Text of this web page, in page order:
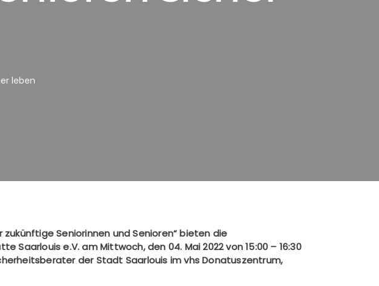
leben
Seniorinnen und Senioren“ bieten die
e.V. am Mittwoch, den 04. Mai 2022 von 15:00 – 16:30
der Stadt Saarlouis im vhs Donatuszentrum,